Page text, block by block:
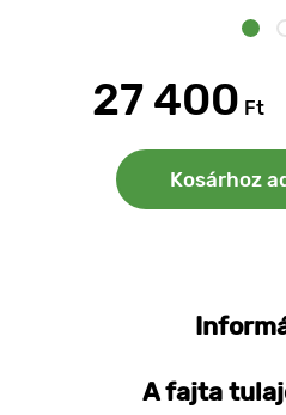
27 400 Ft
Kosárhoz
A fajta